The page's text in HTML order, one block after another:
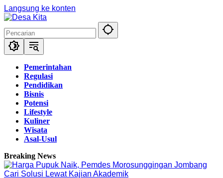
Langsung ke konten
Pemerintahan
Regulasi
Pendidikan
Bisnis
Potensi
Lifestyle
Kuliner
Wisata
Asal-Usul
Breaking News